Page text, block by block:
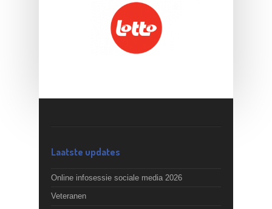
Laatste updates
Online infosessie sociale media 2026
Veteranen